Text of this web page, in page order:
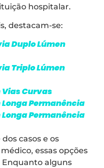
hospitalar.
destacam-se:
Duplo Lúmen
Triplo Lúmen
Curvas
Permanência
Permanência
casos e os
essas opções
Enquanto alguns